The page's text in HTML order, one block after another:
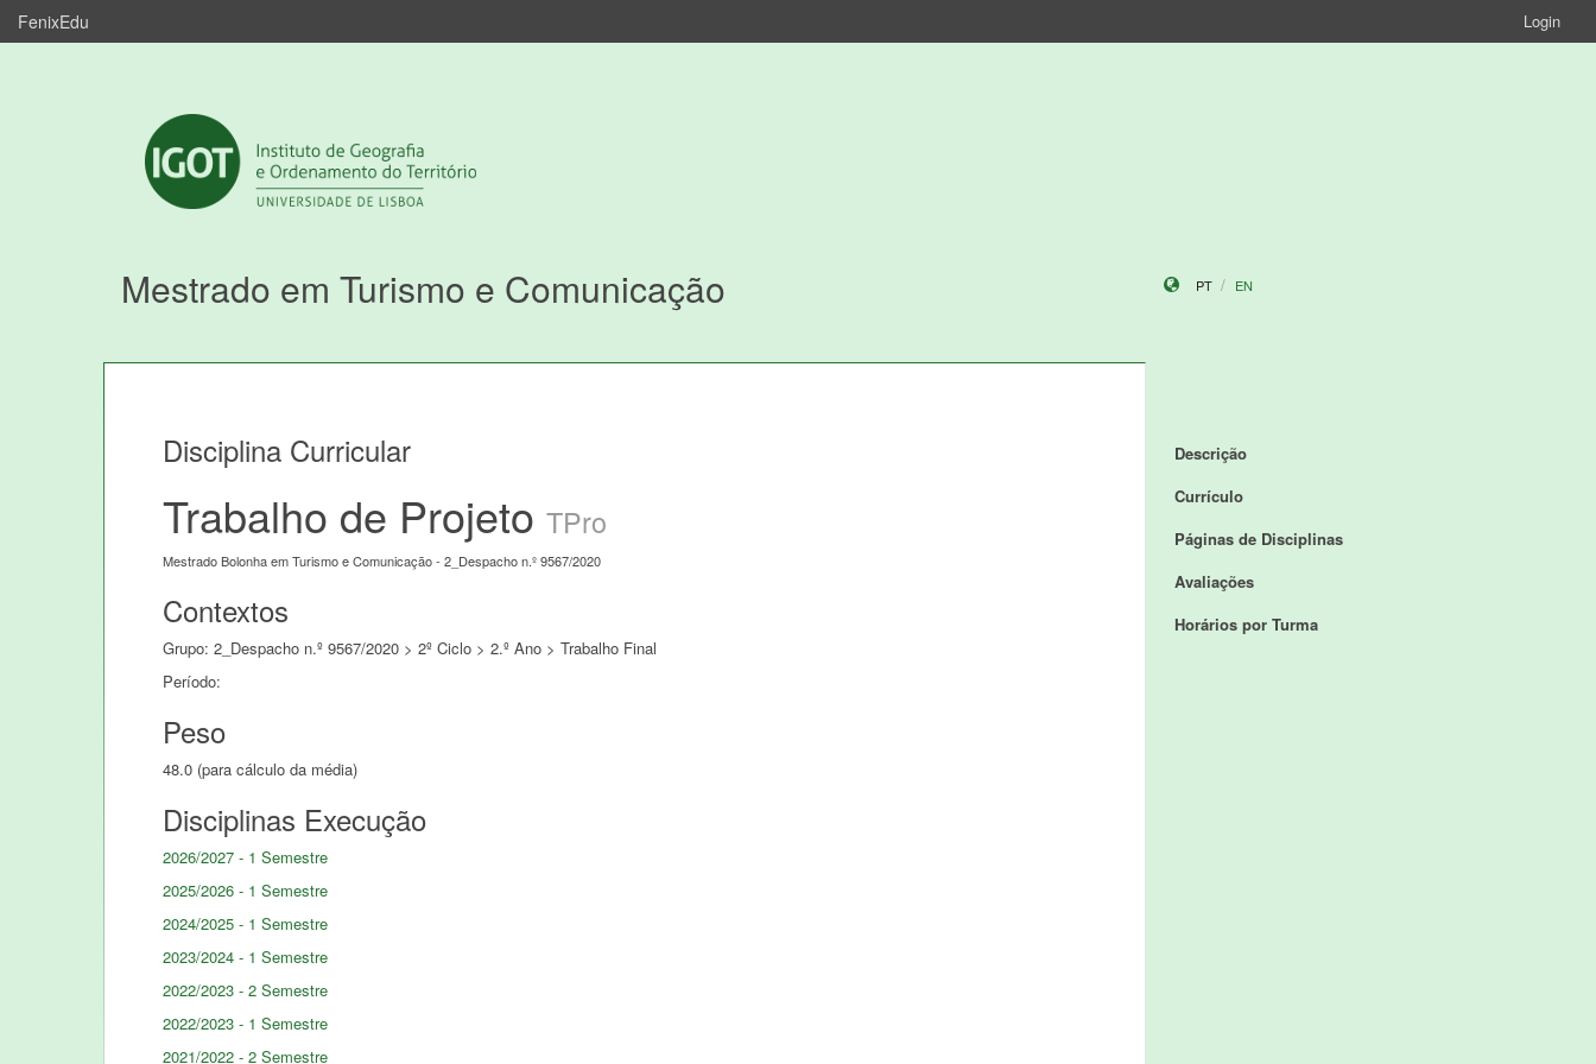
FenixEdu Login
Mestrado em Turismo e Comunicação PT EN
Disciplina Curricular
Trabalho de Projeto TPro
Mestrado Bolonha em Turismo e Comunicação - 2_Despacho n.º 9567/2020
Contextos
Grupo: 2_Despacho n.º 9567/2020 > 2º Ciclo > 2.º Ano > Trabalho Final
Período:
Peso
48.0 (para cálculo da média)
Disciplinas Execução
2026/2027 - 1 Semestre
2025/2026 - 1 Semestre
2024/2025 - 1 Semestre
2023/2024 - 1 Semestre
2022/2023 - 2 Semestre
2022/2023 - 1 Semestre
2021/2022 - 2 Semestre
Descrição
Currículo
Páginas de Disciplinas
Avaliações
Horários por Turma